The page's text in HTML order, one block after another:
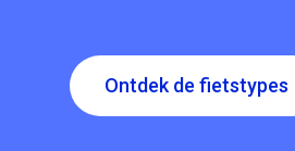
Ontdek de fietstypes